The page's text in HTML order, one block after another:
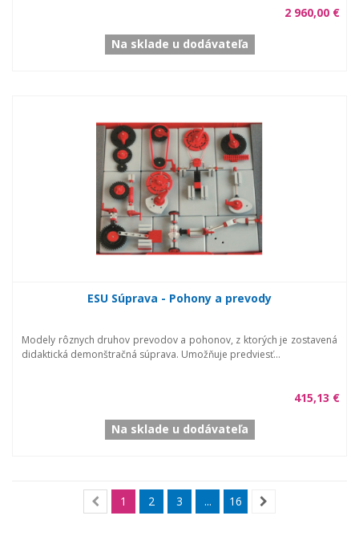
2 960,00 €
Na sklade u dodávateľa
ESU Súprava - Pohony a prevody
Modely rôznych druhov prevodov a pohonov, z ktorých je zostavená
didaktická demonštračná súprava. Umožňuje predviesť...
415,13 €
Na sklade u dodávateľa
1 2 3 ... 16